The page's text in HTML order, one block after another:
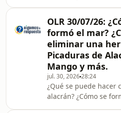
Concepción en diciembre?
que la carne de res
estreñimiento en las
embarazadas? ¿Qué importancia tiene
para la medicina
hallazgo de los huesos
¿Existen los trillizos
****Los programas
OLR 30/07/26:
formó el mar?
eliminar una
Picaduras de
Mango y más.
jul. 30, 202628:24
¿Qué se puede hacer
alacrán? ¿Cómo se formó el mar?